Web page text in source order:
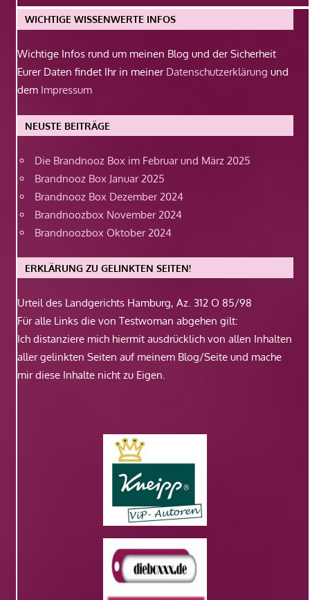
WICHTIGE WISSENWERTE INFOS
Wichtige Infos rund um meinen Blog und der Sicherheit
Eurer Daten findet Ihr in meiner Datenschutzerklärung und
dem Impressum
NEUSTE BEITRÄGE
Die Brandnooz Box im Februar und März 2025
Brandnooz Box Januar 2025
Brandnooz Box Dezember 2024
Brandnoozbox November 2024
Brandnoozbox Oktober 2024
ERKLÄRUNG ZU GELINKTEN SEITEN!
Urteil des Landgerichts Hamburg, Az. 312 O 85/98
Für alle Links die von Testwoman abgehen gilt:
Ich distanziere mich hiermit ausdrücklich von allen Inhalten
aller gelinkten Seiten auf meinem Blog/Seite und mache
mir diese Inhalte nicht zu Eigen.